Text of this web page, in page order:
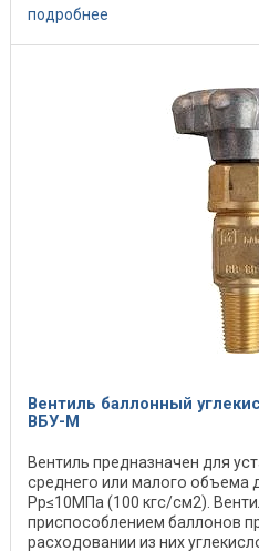
подробнее
Вентиль баллонный
ВБУ-М
Вентиль предназначен для
среднего или малого объема
Рр≤10МПа (100 кгс/см2).
приспособлением баллонов
расходовании из них